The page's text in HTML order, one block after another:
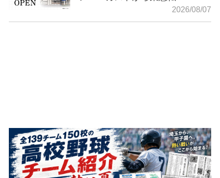
2026/08/07